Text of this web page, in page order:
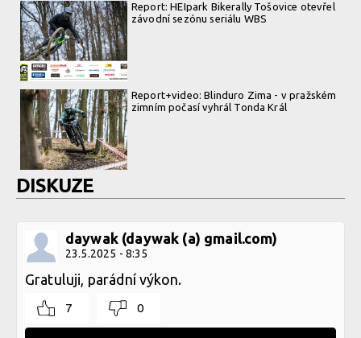
Report: HEIpark Bikerally Tošovice otevřel
závodní sezónu seriálu WBS
Report+video: Blinduro Zima - v pražském
zimním počasí vyhrál Tonda Král
DISKUZE
daywak (daywak (a) gmail.com)
23.5.2025 - 8:35
Gratuluji, parádní výkon.
7 0